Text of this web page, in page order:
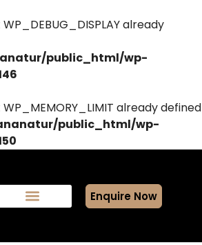
already
public_html/wp-
already defined
public_html/wp-
Enquire Now